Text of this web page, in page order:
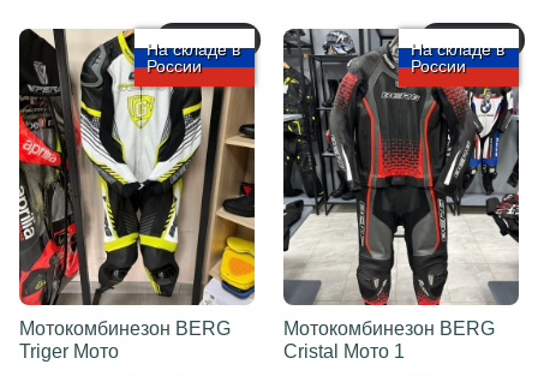
На складе в
России
Мотокомбинезон BERG
Triger Мото
На складе в
России
Мотокомбинезон BERG
Cristal Мото 1